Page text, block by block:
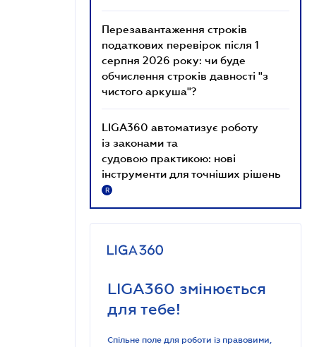
Перезавантаження строків
податкових перевірок після 1
серпня 2026 року: чи буде
обчислення строків давності "з
чистого аркуша"?
LIGA360 автоматизує роботу
із законами та
судовою практикою: нові
інструменти для точніших рішень
R
LIGA360 змінюється
для тебе!
Спільне поле для роботи із правовими,